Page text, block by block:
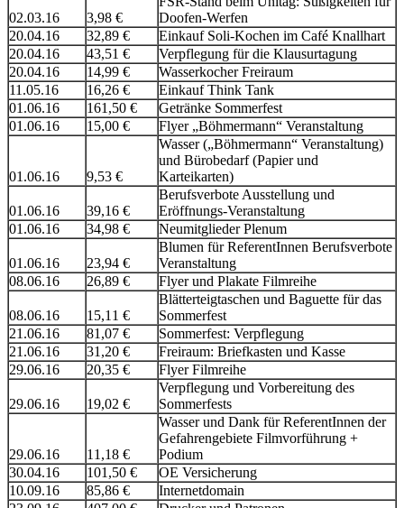
02.03.16 3,98 €
Doofen-Werfen
20.04.16
32,89 €
Einkauf Soli-Kochen im Café Knallhart
20.04.16
43,51 €
Verpflegung für die Klausurtagung
20.04.16
14,99 €
Wasserkocher Freiraum
11.05.16
16,26 €
Einkauf Think Tank
01.06.16
161,50 €
Getränke Sommerfest
01.06.16
15,00 € Flyer „Böhmermann“ Veranstaltung
01.06.16 9,53 €
Wasser („Böhmermann“ Veranstaltung)
und Bürobedarf (Papier und
Karteikarten)
01.06.16 39,16 €
Berufsverbote Ausstellung und
Eröffnungs-Veranstaltung
01.06.16
34,98 € Neumitglieder Plenum
01.06.16 23,94 €
Blumen für ReferentInnen Berufsverbote
Veranstaltung
08.06.16
26,89 € Flyer und Plakate Filmreihe
08.06.16 15,11 €
Blätterteigtaschen und Baguette für das
Sommerfest
21.06.16
81,07 €
Sommerfest: Verpflegung
21.06.16
31,20 €
Freiraum: Briefkasten und Kasse
29.06.16
20,35 € Flyer Filmreihe
29.06.16 19,02 €
Verpflegung und Vorbereitung des
Sommerfests
29.06.16 11,18 €
Wasser und Dank für ReferentInnen der
Gefahrengebiete Filmvorführung +
Podium
30.04.16
101,50 €
OE Versicherung
10.09.16
85,86 €
Internetdomain